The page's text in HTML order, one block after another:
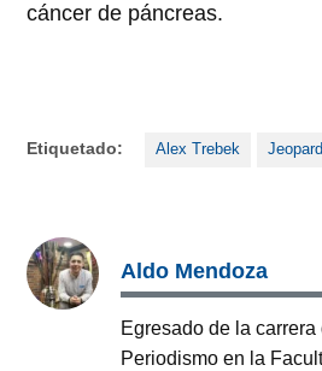
cáncer de páncreas.
Etiquetado: Alex Trebek
Aldo Mendoza
Egresado de la
Periodismo en la